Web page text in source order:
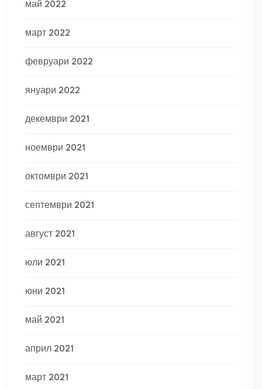
май 2022
март 2022
февруари 2022
януари 2022
декември 2021
ноември 2021
октомври 2021
септември 2021
август 2021
юли 2021
юни 2021
май 2021
април 2021
март 2021